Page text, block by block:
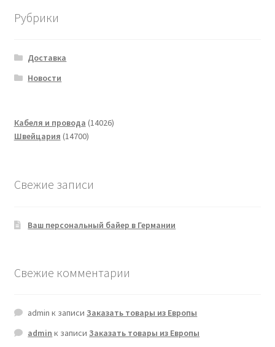
Рубрики
Доставка
Новости
Кабеля и провода 1402614026
Швейцария 1470014700
Свежие записи
Ваш персональный байер в Германии
Свежие комментарии
admin к записиЗаказать товары из Европы
admin к записиЗаказать товары из Европы